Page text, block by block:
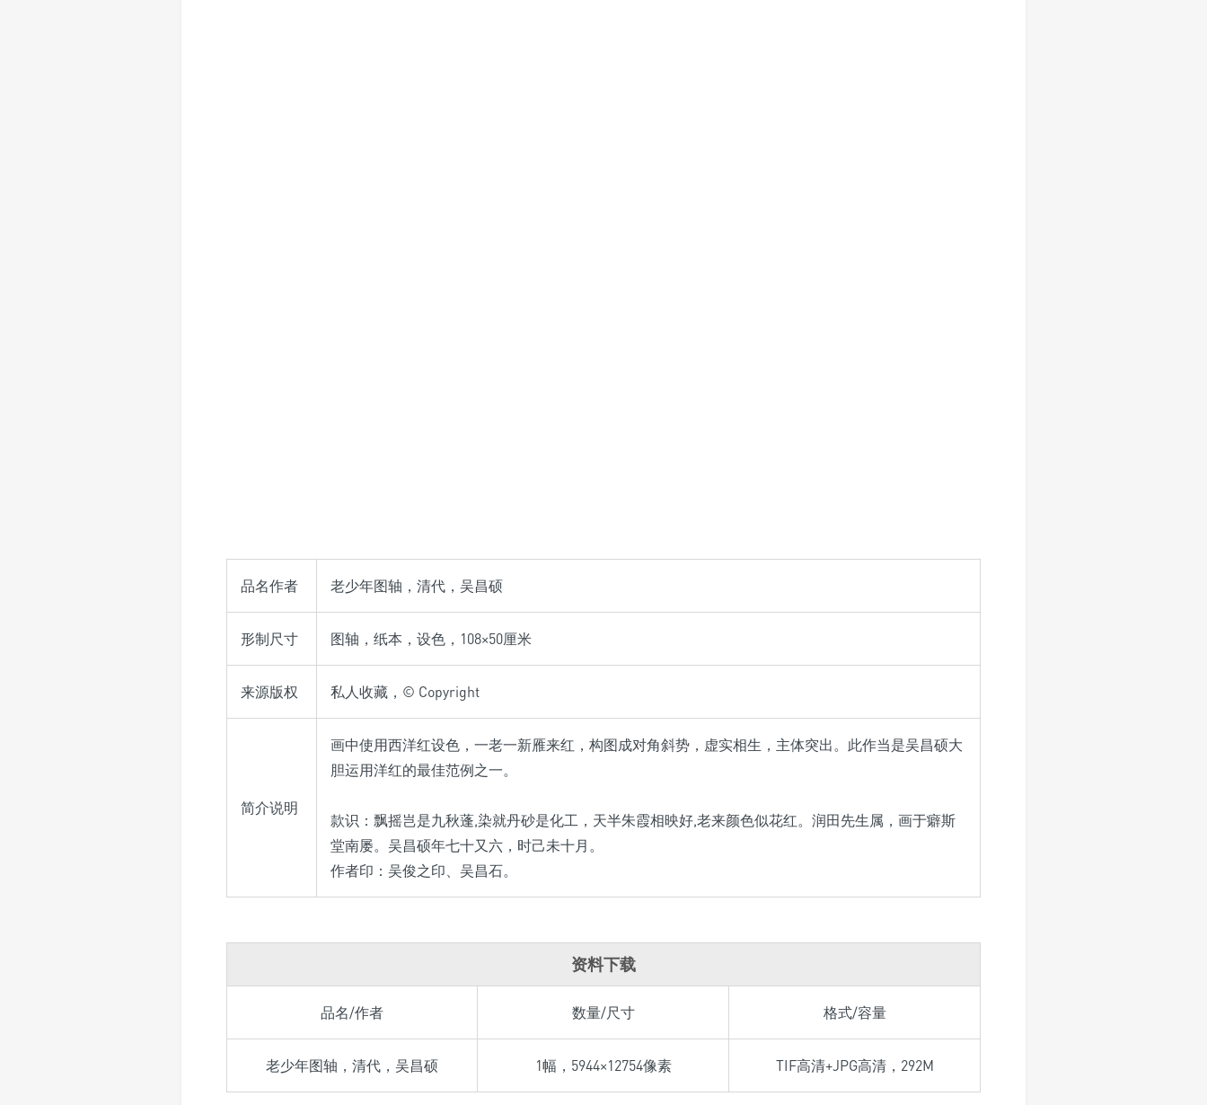
品名作者 老少年图轴，清代，吴昌硕
形制尺寸 图轴，纸本，设色，108×50厘米
来源版权 私人收藏，© Copyright
简介说明
画中使用西洋红设色，一老一新雁来红，构图成对角斜势，虚实相生，主体突出。此作当是吴昌硕大
胆运用洋红的最佳范例之一。
款识：飘摇岂是九秋蓬,染就丹砂是化工，天半朱霞相映好,老来颜色似花红。润田先生属，画于癖斯
堂南屡。吴昌硕年七十又六，时己未十月。
作者印：吴俊之印、吴昌石。
资料下载
品名/作者 数量/尺寸 格式/容量
老少年图轴，清代，吴昌硕 1幅，5944×12754像素 TIF高清+JPG高清，292M